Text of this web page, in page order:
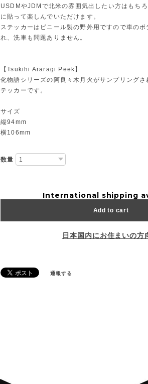
USDMやJDMで北米の雰囲気出したい方はもち
に貼って楽しんでいただけます。
ステッカーはビニール製の野外用ですので車の
れ、洗車も問題ありません。
【Tsukihi Araragi Peek】
化物語シリーズの阿良々木月火がサンプリング
テッカーです。
サイズ
縦94mm
横106mm
数量
International shipping
Add to cart
日本国内にお住まいの方
通報する